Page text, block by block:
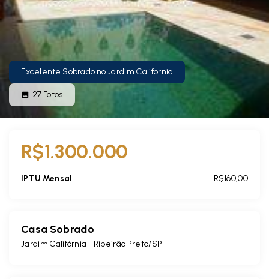
Excelente Sobrado no Jardim California
27 Fotos
R$1.300.000
IPTU Mensal R$160,00
Casa Sobrado
Jardim Califórnia - Ribeirão Preto/SP